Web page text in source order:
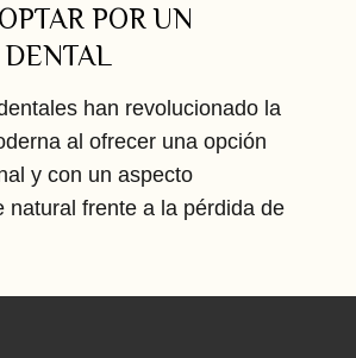
POR UN
han revolucionado la
al ofrecer una opción
y con un aspecto
natural frente a la pérdida de